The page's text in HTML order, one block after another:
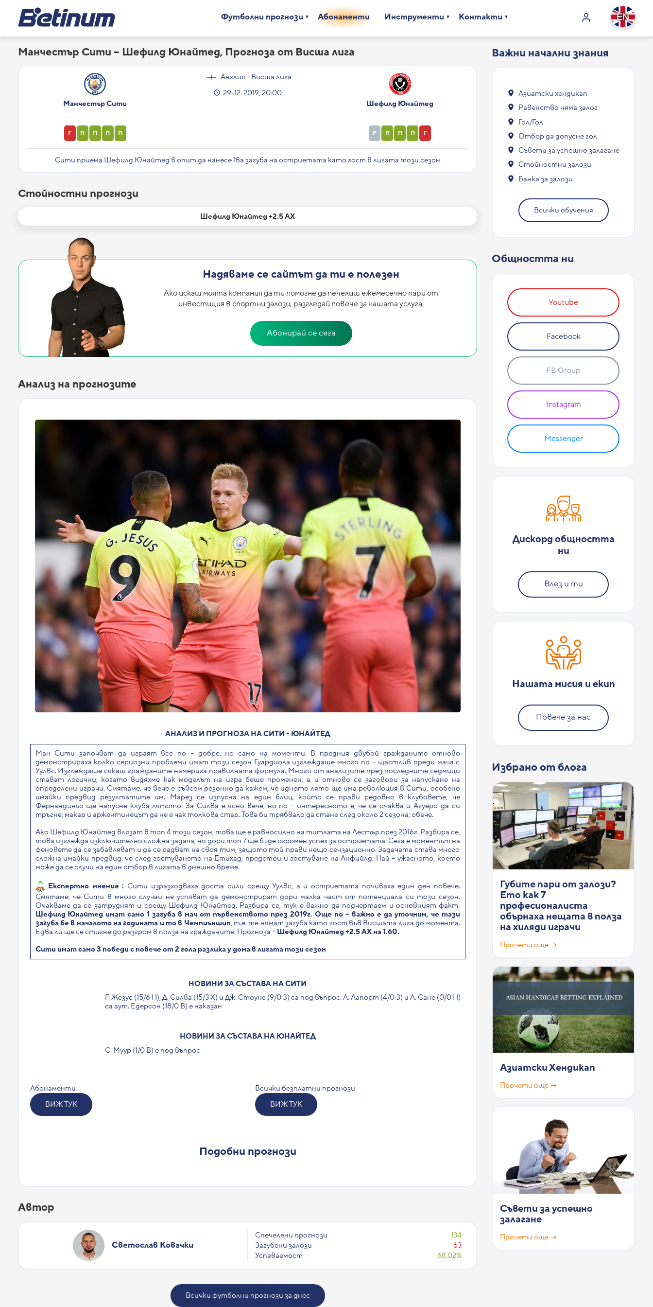
Футболни прогнози Абонаменти Инструменти Контакти
Манчестър Сити – Шефилд Юнайтед, Прогноза от Висша лига
Манчестър Сити
Г П П П П
Шефилд Юнайтед
Р П П П Г
Англия - Висша лига
29-12-2019, 20:00
Сити приема Шефилд Юнайтед в опит да нанесе 1ва загуба на остриетата като гост в лигата този сезон
Стойностни прогнози
Шефилд Юнайтед +2.5 АХ
Надяваме се сайтът да ти е полезен
Ако искаш моята компания да ти помогне да печелиш ежемесечно пари от
инвестиция в спортни залози, разгледай повече за нашата услуга.
Абонирай се сега
Анализ на прогнозите
АНАЛИЗ И ПРОГНОЗА НА СИТИ - ЮНАЙТЕД
Ман Сити започват да играят все по – добре, но само на моменти. В предния двубой гражданите отново
демонстрираха колко сериозни проблеми имат този сезон Гуардиола изглеждаше много по – щастлив преди мача с
Уулвс. Изглеждаше сякаш гражданите намериха правилната формула. Много от анализите през последните седмици
стават логични, когато видяхме как моделът на игра беше променен, а и отново се заговори за напускане на
определени играчи. Смятаме, че вече е съвсем резонно да кажем, че идното лято ще има революция в Сити, особено
имайки предвид резултатите им. Марез се изпусна на един блиц, който се прави редовно в клубовете, че
Фернандиньо ще напусне клуба лятото. За Силва е ясно вече, но по – интересното е, че се очаква и Агуеро да си
тръгне, макар и аржентинецът да не е чак толкова стар. Това би трябвало да стане след около 2 сезона, обаче.
Ако Шефилд Юнайтед влязат в топ 4 този сезон, това ще е равносилно на титлата на Лестър през 2016г. Разбира се,
това изглежда изключително сложна задача, но дори топ 7 ще бъде огромен успех за остриетата. Сега е моментът на
феновете да се забавляват и да се радват на своя тим, защото той прави нещо сензационно. Задачата става много
сложна имайки предвид, че след гостуването на Етихад, предстои и гостуване на Анфийлд. Най – ужасното, което
може да се случи на един отбор в лигата в днешно време.
Експертно мнение : Сити изразходваха доста сили срещу Уулвс, а и остриетата почиваха един ден повече.
Смятаме, че Сити в много случаи не успяват да демонстрират дори малка част от потенциала си този сезон.
Очакваме да се затруднят и срещу Шефилд Юнайтед. Разбира се, тук е важно да подчертаем и основният факт.
Шефилд Юнайтед имат само 1 загуба в мач от първенството през 2019г. Още по – важно е да уточним, че тази
загуба бе в началото на годината и то в Чемпиъншип, т.е. те нямат загуба като гост във Висшата лига до момента.
Едва ли ще се стигне до разгром в полза на гражданите. Прогноза – Шефилд Юнайтед +2.5 АХ на 1.60.
Сити имат само 3 победи с повече от 2 гола разлика у дома в лигата този сезон
НОВИНИ ЗА СЪСТАВА НА СИТИ
Г. Жезус (15/6 Н), Д. Силва (15/3 Х) и Дж. Стоунс (9/0 З) са под въпрос. А. Лапорт (4/0 З) и Л. Сане (0/0 Н)
са аут. Едерсон (18/0 В) е наказан
НОВИНИ ЗА СЪСТАВА НА ЮНАЙТЕД
С. Муур (1/0 В) е под въпрос
Абонаменти
ВИЖ ТУК
Всички безплатни прогнози
ВИЖ ТУК
Подобни прогнози
Автор
Светослав Ковачки
Спечелени прогнози
134
Загубени залози
63
Успеваемост
68.02%
Всички футболни прогнози за днес
Важни начални знания
Азиатски хендикап
Равенство няма залог
Гол/Гол
Отбор да допусне гол
Съвети за успешно залагане
Стойностни залози
Банка за залози
Всички обучения
Общността ни
Youtube
Facebook
FB Group
Instagram
Messenger
Дискорд общността
ни
Влез и ти
Нашата мисия и екип
Повече за нас
Избрано от блога
Губите пари от залози?
Ето как 7
професионалиста
обърнаха нещата в полза
на хиляди играчи
Прочети още →
Азиатски Хендикап
Прочети още →
Съвети за успешно
залагане
Прочети още →